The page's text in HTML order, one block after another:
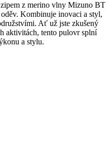
z merino vlny Mizuno BT
Kombinuje inovaci a styl,
Ať už jste zkušený
aktivitách, tento pulovr splní
a stylu.